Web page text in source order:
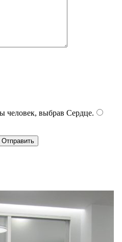
человек, выбрав Сердце.